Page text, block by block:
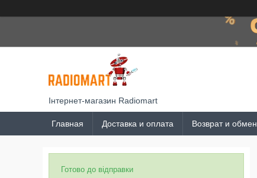
Інтернет-магазин Radiomart
Главная Доставка и оплата Возврат и обмен
Готово до відправки